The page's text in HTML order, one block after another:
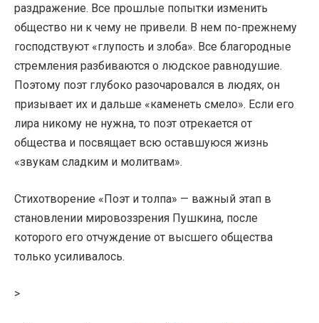
раздражение. Все прошлые попытки изменить
общество ни к чему не привели. В нем по-прежнему
господствуют «глупость и злоба». Все благородные
стремления разбиваются о людское равнодушие.
Поэтому поэт глубоко разочаровался в людях, он
призывает их и дальше «каменеть смело». Если его
лира никому не нужна, то поэт отрекается от
общества и посвящает всю оставшуюся жизнь
«звукам сладким и молитвам».
Стихотворение «Поэт и толпа» — важный этап в
становлении мировоззрения Пушкина, после
которого его отчуждение от высшего общества
только усиливалось.
>